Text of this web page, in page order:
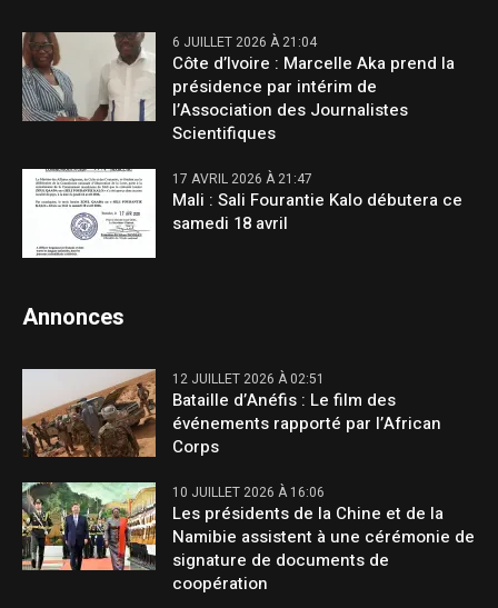
6 JUILLET 2026 À 21:04
Côte d’Ivoire : Marcelle Aka prend la
présidence par intérim de
l’Association des Journalistes
Scientifiques
17 AVRIL 2026 À 21:47
Mali : Sali Fourantie Kalo débutera ce
samedi 18 avril
Annonces
12 JUILLET 2026 À 02:51
Bataille d’Anéfis : Le film des
événements rapporté par l’African
Corps
10 JUILLET 2026 À 16:06
Les présidents de la Chine et de la
Namibie assistent à une cérémonie de
signature de documents de
coopération